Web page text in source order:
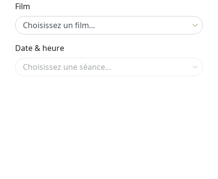
Film
Date & heure